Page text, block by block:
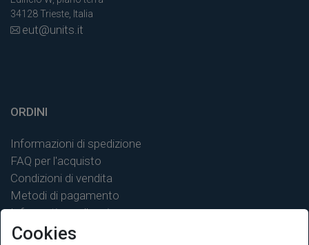
34128 Trieste, Italia
eut@units.it
ORDINI
Informazioni di spedizione
FAQ per l'acquisto
Condizioni di vendita
Metodi di pagamento
Informativa sulla privacy
Cookies